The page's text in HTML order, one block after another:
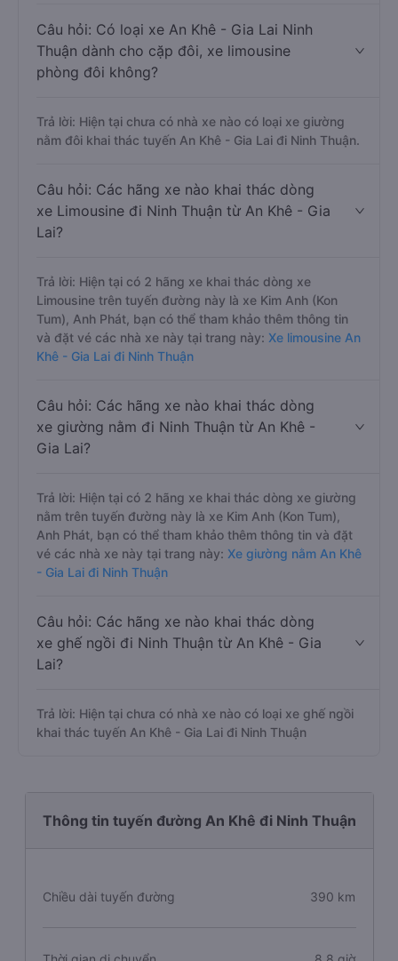
Câu hỏi: Có loại xe An Khê - Gia Lai Ninh
Thuận dành cho cặp đôi, xe limousine
phòng đôi không?
Trả lời: Hiện tại chưa có nhà xe nào có loại xe giường
nằm đôi khai thác tuyến An Khê - Gia Lai đi Ninh Thuận.
Câu hỏi: Các hãng xe nào khai thác dòng
xe Limousine đi Ninh Thuận từ An Khê - Gia
Lai?
Trả lời: Hiện tại có 2 hãng xe khai thác dòng xe
Limousine trên tuyến đường này là xe Kim Anh (Kon
Tum), Anh Phát, bạn có thể tham khảo thêm thông tin
và đặt vé các nhà xe này tại trang này: Xe limousine An
Khê - Gia Lai đi Ninh Thuận
Câu hỏi: Các hãng xe nào khai thác dòng
xe giường nằm đi Ninh Thuận từ An Khê -
Gia Lai?
Trả lời: Hiện tại có 2 hãng xe khai thác dòng xe giường
nằm trên tuyến đường này là xe Kim Anh (Kon Tum),
Anh Phát, bạn có thể tham khảo thêm thông tin và đặt
vé các nhà xe này tại trang này: Xe giường nằm An Khê
- Gia Lai đi Ninh Thuận
Câu hỏi: Các hãng xe nào khai thác dòng
xe ghế ngồi đi Ninh Thuận từ An Khê - Gia
Lai?
Trả lời: Hiện tại chưa có nhà xe nào có loại xe ghế ngồi
khai thác tuyến An Khê - Gia Lai đi Ninh Thuận
Thông tin tuyến đường An Khê đi Ninh Thuận
Chiều dài tuyến đường 390 km